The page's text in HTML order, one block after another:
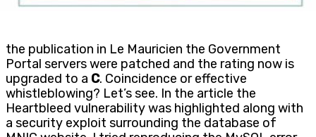
the publication in Le Mauricien the Government
Portal servers were patched and the rating now is
upgraded to a C. Coincidence or effective
whistleblowing? Let’s see. In the article the
Heartbleed vulnerability was highlighted along with
a security exploit surrounding the database of